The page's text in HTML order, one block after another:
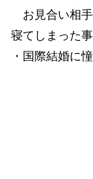
お見合い相手
寝てしまった事
・国際結婚に